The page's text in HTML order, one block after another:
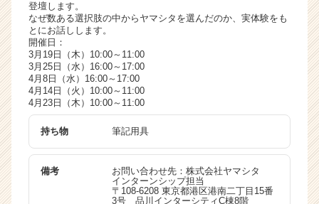
登壇します。
なぜ数ある選択肢の中からヤマシタを選んだのか、実体験をも
とにお話しします。
開催日：
3月19日（木）10:00～11:00
3月25日（水）16:00～17:00
4月8日（水）16:00～17:00
4月14日（火）10:00～11:00
4月23日（木）10:00～11:00
持ち物 筆記用具
備考
お問い合わせ先：株式会社ヤマシタ
インターンシップ担当
〒108-6208 東京都港区港南二丁目15番
3号 品川インターシティC棟8階